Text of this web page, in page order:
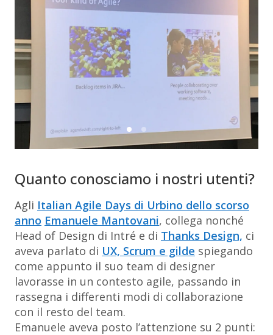
Quanto conosciamo i nostri utenti?
Agli Italian Agile Days di Urbino dello scorso
anno Emanuele Mantovani, collega nonché
Head of Design di Intré e di Thanks Design, ci
aveva parlato di UX, Scrum e gilde spiegando
come appunto il suo team di designer
lavorasse in un contesto agile, passando in
rassegna i differenti modi di collaborazione
con il resto del team.
Emanuele aveva posto l’attenzione su 2 punti: